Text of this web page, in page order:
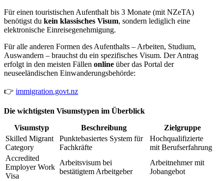
Für einen touristischen Aufenthalt bis 3 Monate (mit NZeTA)
benötigst du kein klassisches Visum, sondern lediglich eine
elektronische Einreisegenehmigung.
Für alle anderen Formen des Aufenthalts – Arbeiten, Studium,
Auswandern – brauchst du ein spezifisches Visum. Der Antrag
erfolgt in den meisten Fällen online über das Portal der
neuseeländischen Einwanderungsbehörde:
👉 immigration.govt.nz
Die wichtigsten Visumstypen im Überblick
Visumstyp Beschreibung
Zielgruppe
Skilled Migrant
Category
Punktebasiertes System für
Fachkräfte
Hochqualifizierte
mit Berufserfahrung
Accredited
Employer Work
Visa
Arbeitsvisum bei
bestätigtem Arbeitgeber
Arbeitnehmer mit
Jobangebot